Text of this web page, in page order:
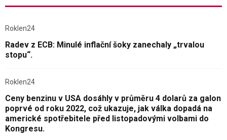
Roklen24
Radev z ECB: Minulé inflační šoky zanechaly „trvalou
stopu“.
Roklen24
Ceny benzinu v USA dosáhly v průměru 4 dolarů za galon
poprvé od roku 2022, což ukazuje, jak válka dopadá na
americké spotřebitele před listopadovými volbami do
Kongresu.